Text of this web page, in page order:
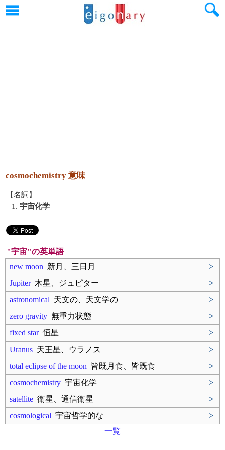
cosmochemistry 意味
【名詞】
1. 宇宙化学
"宇宙"の英単語
new moon 新月、三日月
>
Jupiter木星、ジュピター
>
astronomical 天文の、天文学の
>
zero gravity 無重力状態
>
fixed star恒星
>
Uranus 天王星、ウラノス
>
total eclipse of the moon 皆既月食、皆既食
>
cosmochemistry 宇宙化学
>
satellite 衛星、通信衛星
>
cosmological 宇宙哲学的な
>
一覧